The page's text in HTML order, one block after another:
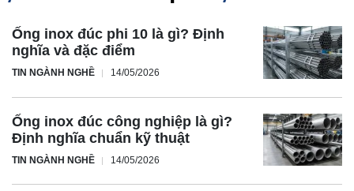
Ống inox đúc phi 10 là gì? Định
nghĩa và đặc điểm
TIN NGÀNH NGHỀ 14/05/2026
Ống inox đúc công nghiệp là gì?
Định nghĩa chuẩn kỹ thuật
TIN NGÀNH NGHỀ 14/05/2026